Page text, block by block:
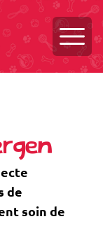
de
soin de